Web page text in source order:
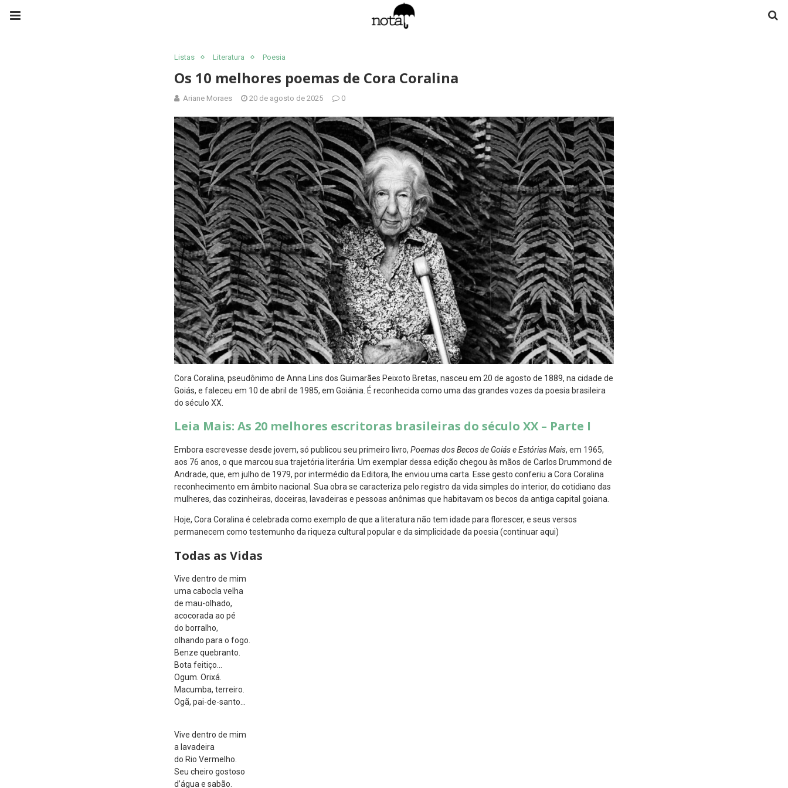
Listas Literatura Poesia
Os 10 melhores poemas de Cora Coralina
Ariane Moraes 20 de agosto de 2025 0
Cora Coralina, pseudônimo de Anna Lins dos Guimarães Peixoto Bretas, nasceu em 20 de agosto de 1889, na cidade de
Goiás, e faleceu em 10 de abril de 1985, em Goiânia. É reconhecida como uma das grandes vozes da poesia brasileira
do século XX.
Leia Mais: As 20 melhores escritoras brasileiras do século XX – Parte I
Embora escrevesse desde jovem, só publicou seu primeiro livro, Poemas dos Becos de Goiás e Estórias Mais, em 1965,
aos 76 anos, o que marcou sua trajetória literária. Um exemplar dessa edição chegou às mãos de Carlos Drummond de
Andrade, que, em julho de 1979, por intermédio da Editora, lhe enviou uma carta. Esse gesto conferiu a Cora Coralina
reconhecimento em âmbito nacional. Sua obra se caracteriza pelo registro da vida simples do interior, do cotidiano das
mulheres, das cozinheiras, doceiras, lavadeiras e pessoas anônimas que habitavam os becos da antiga capital goiana.
Hoje, Cora Coralina é celebrada como exemplo de que a literatura não tem idade para florescer, e seus versos
permanecem como testemunho da riqueza cultural popular e da simplicidade da poesia (continuar aqui)
Todas as Vidas
Vive dentro de mim
uma cabocla velha
de mau-olhado,
acocorada ao pé
do borralho,
olhando para o fogo.
Benze quebranto.
Bota feitiço…
Ogum. Orixá.
Macumba, terreiro.
Ogã, pai-de-santo…
Vive dentro de mim
a lavadeira
do Rio Vermelho.
Seu cheiro gostoso
d’água e sabão.